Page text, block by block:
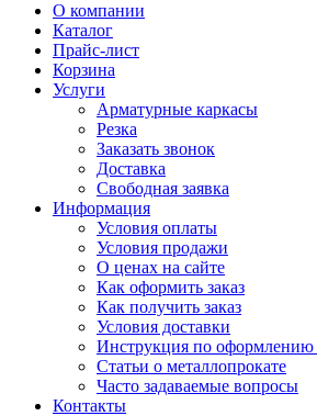
О компании
Каталог
Прайс-лист
Корзина
Услуги
Арматурные каркасы
Резка
Заказать звонок
Доставка
Свободная заявка
Информация
Условия оплаты
Условия продажи
О ценах на сайте
Как оформить заказ
Как получить заказ
Условия доставки
Инструкция по оформлению
Статьи о металлопрокате
Часто задаваемые вопросы
Контакты